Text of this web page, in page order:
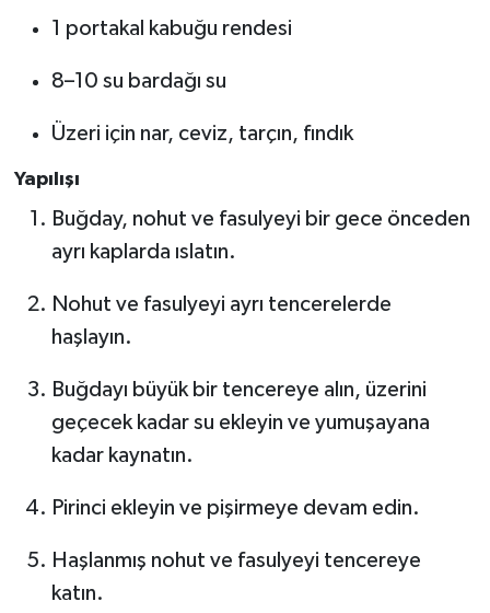
1 portakal kabuğu rendesi
8–10 su bardağı su
Üzeri için nar, ceviz, tarçın, fındık
Yapılışı
Buğday, nohut ve fasulyeyi bir gece önceden
ayrı kaplarda ıslatın.
Nohut ve fasulyeyi ayrı tencerelerde
haşlayın.
Buğdayı büyük bir tencereye alın, üzerini
geçecek kadar su ekleyin ve yumuşayana
kadar kaynatın.
Pirinci ekleyin ve pişirmeye devam edin.
Haşlanmış nohut ve fasulyeyi tencereye
katın.